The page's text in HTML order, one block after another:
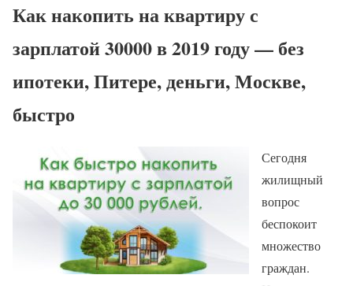
Как накопить на квартиру с
зарплатой 30000 в 2019 году — без
ипотеки, Питере, деньги, Москве,
быстро
Сегодня
жилищный
вопрос
беспокоит
множество
граждан.